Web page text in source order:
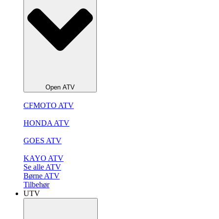
Open ATV
CFMOTO ATV
HONDA ATV
GOES ATV
KAYO ATV
Se alle ATV
Børne ATV
Tilbehør
UTV